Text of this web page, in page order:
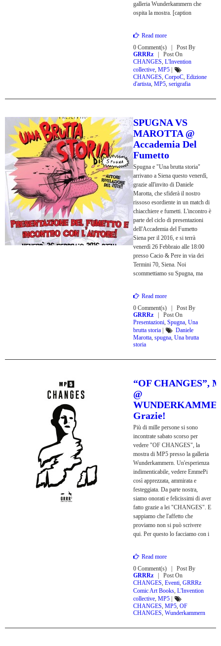
galleria Wunderkammern che
ospita la mostra. [caption
Read more
0 Comment(s)
Post By
GRRRz
Post On
CHANGES, L'Invention
collective, MP5
CHANGES, CorpoC, Edizione
d'artista, MP5, serigrafia
SPUGNA VS
MAROTTA @
Accademia Del
Fumetto
Spugna e "Una brutta storia"
arrivano a Siena questo venerdì,
grazie all'invito di Daniele
Marotta, che sfiderà il nostro
rissoso esordiente in un match di
chiacchiere e fumetti. L'incontro è
parte del ciclo di presentazioni
dell'Accademia del Fumetto
Siena per il 2016, e si terrà
venerdì 26 Febbraio alle 18:00
presso Cacio & Pere in via dei
Termini 70, Siena. Noi
scommettiamo su Spugna, ma
Read more
0 Comment(s)
Post By
GRRRz
Post On
Presentazioni, Spugna, Una
brutta storia
Daniele
Marotta, spugna, Una brutta
storia
“OF CHANGES”,
@
Grazie!
Più di mille persone si sono
incontrate sabato scorso per
vedere "OF CHANGES", la
mostra di MP5 presso la galleria
Wunderkammern. Un'esperienza
indimenticabile, vedere EmmePi
così apprezzata, ammirata e
festeggiata. Da parte nostra,
siamo onorati e felicissimi di aver
fatto grazie a lei "CHANGES". E
sappiamo che l'affetto che
proviamo non si può scrivere
qui. Per questo lo facciamo con i
Read more
0 Comment(s)
Post By
GRRRz
Post On
CHANGES, Eventi, GRRRz
Comic Art Books, L'Invention
collective, MP5
CHANGES, MP5, OF
CHANGES, Wunderkammern